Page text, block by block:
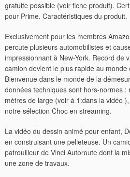
gratuite possible (voir fiche produit).
pour Prime. Caractéristiques du produit.
Exclusivement pour les membres
percute plusieurs automobilistes et
impressionnant à New-York. Record de
camion devient le plus rapide au
Bienvenue dans le monde de la
données techniques sont hors-normes :
mètres de large (voir à 1:dans la vidéo
notre sélection Choc en streaming.
La vidéo du dessin animé pour enfant,
en construisant une pelleteuse. Un
patrouilleur de Vinci Autoroute dont la
une zone de travaux.